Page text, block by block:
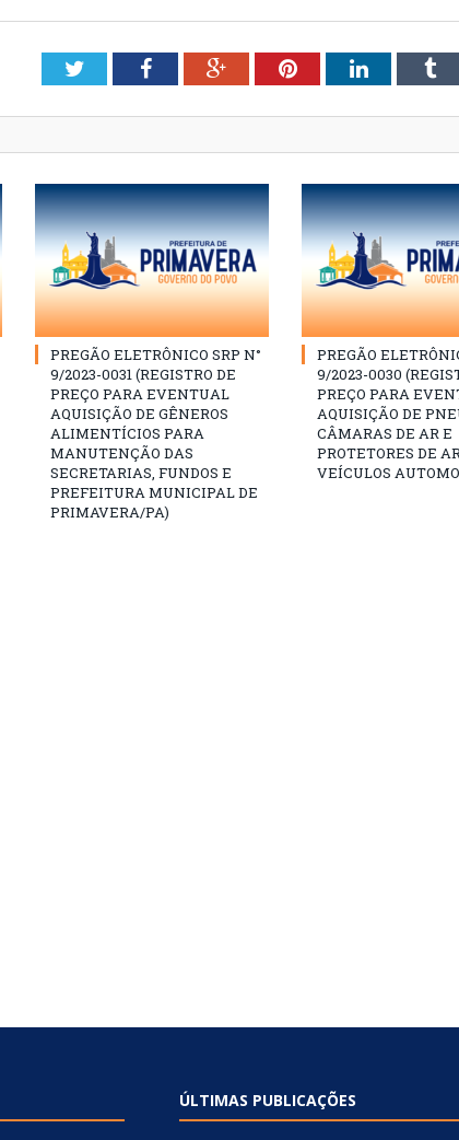
TwitterFacebookGoogle+PinterestLinkedIn
PREGÃO ELETRÔNICO SRP N°
9/2023-0031 (REGISTRO DE
PREÇO PARA EVENTUAL
AQUISIÇÃO DE GÊNEROS
ALIMENTÍCIOS PARA
MANUTENÇÃO DAS
SECRETARIAS, FUNDOS E
PREFEITURA MUNICIPAL DE
PRIMAVERA/PA)
PREGÃO
9/2023-0030
PREÇO PARA
AQUISIÇÃO DE
CÂMARAS DE AR E
PROTETORES DE
VEÍCULOS
ÚLTIMAS PUBLICAÇÕES